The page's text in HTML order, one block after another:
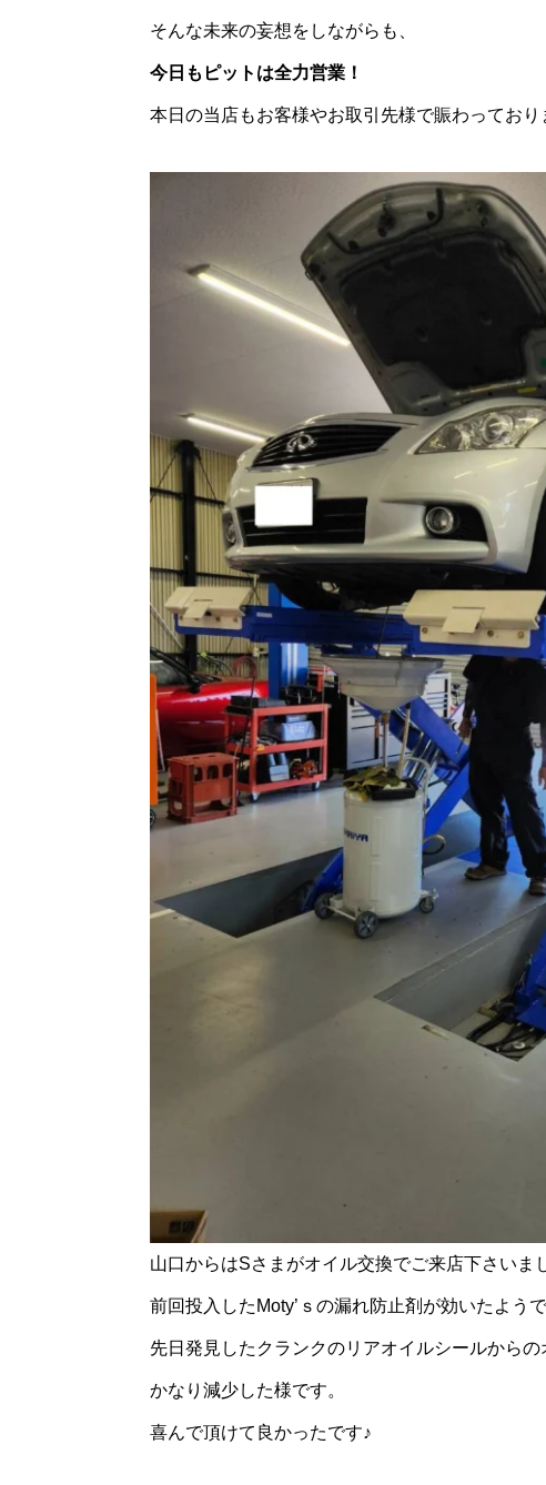
そんな未来の妄想をしながらも、
今日もピットは全力営業！
本日の当店もお客様やお取引先様で賑わっており
山口からはSさまがオイル交換でご来店下さいま
前回投入したMoty’ｓの漏れ防止剤が効いたようで
先日発見したクランクのリアオイルシールから
かなり減少した様です。
喜んで頂けて良かったです♪